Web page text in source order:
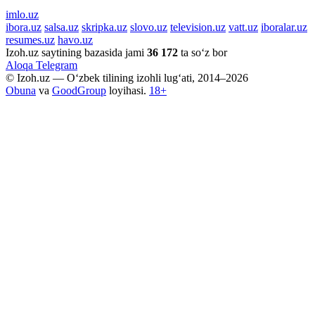
imlo.uz
ibora.uz salsa.uz skripka.uz slovo.uz television.uz vatt.uz iboralar.uz
resumes.uz havo.uz
Izoh.uz saytining bazasida jami 36 172 ta so‘z bor
Aloqa Telegram
© Izoh.uz — O‘zbek tilining izohli lug‘ati, 2014–2026
Obuna va GoodGroup loyihasi. 18+